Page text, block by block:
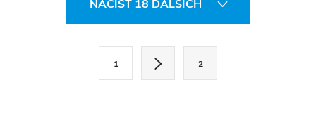
NAČÍST 18 DALŠÍCH
1 2